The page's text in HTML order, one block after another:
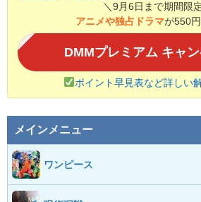
＼9月6日まで期間限
アニメや独占ドラマが550
DMMプレミアム キャ
ポイント早見表など詳しい
メインメニュー
ワンピース